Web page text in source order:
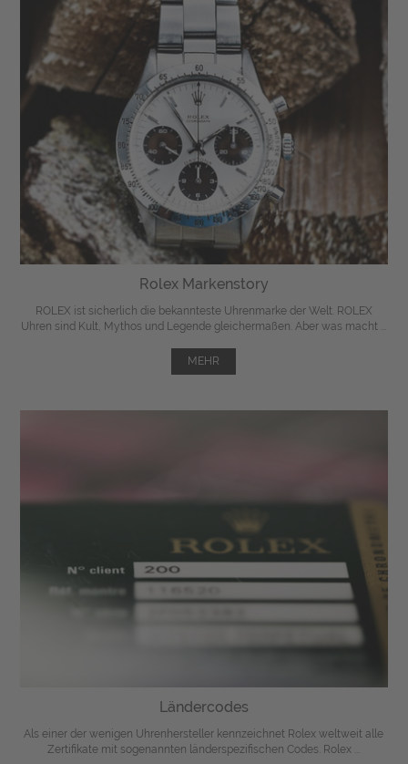
Rolex Markenstory
ROLEX ist sicherlich die bekannteste Uhrenmarke der Welt. ROLEX
Uhren sind Kult, Mythos und Legende gleichermaßen. Aber was macht ...
MEHR
Ländercodes
Als einer der wenigen Uhrenhersteller kennzeichnet Rolex weltweit alle
Zertifikate mit sogenannten länderspezifischen Codes. Rolex ...